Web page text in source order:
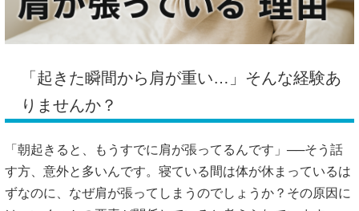
「起きた瞬間から肩が重い…」そんな経験あ
りませんか？
「朝起きると、もうすでに肩が張ってるんです」──そう話
す方、意外と多いんです。寝ている間は体が休まっているは
ずなのに、なぜ肩が張ってしまうのでしょうか？その原因に